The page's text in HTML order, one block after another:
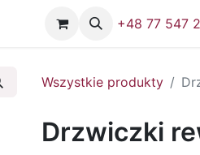
+48 77 547
Wszystkie produkty
Drzwiczki